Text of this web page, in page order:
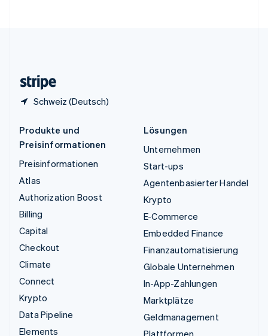
Schweiz (Deutsch)
Produkte und
Preisinformationen
Preisinformationen
Atlas
Authorization Boost
Billing
Capital
Checkout
Climate
Connect
Krypto
Data Pipeline
Elements
Lösungen
Unternehmen
Start-ups
Agentenbasierter Handel
Krypto
E-Commerce
Embedded Finance
Finanzautomatisierung
Globale Unternehmen
In-App-Zahlungen
Marktplätze
Geldmanagement
Plattformen